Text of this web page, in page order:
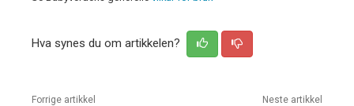
Hva synes du om artikkelen?
Forrige artikkel Neste artikkel